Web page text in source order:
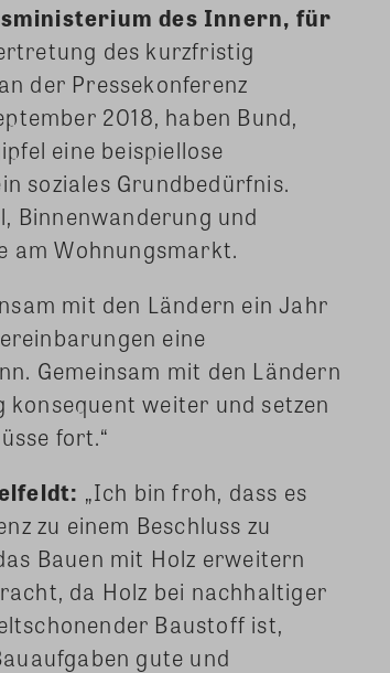
des Innern, für
des kurzfristig
der Pressekonferenz
2018, haben Bund,
eine beispiellose
soziales Grundbedürfnis.
Binnenwanderung und
am Wohnungsmarkt.
mit den Ländern ein Jahr
eine
Gemeinsam mit den Ländern
weiter und setzen
fort.“
„Ich bin froh, dass es
zu einem Beschluss zu
Bauen mit Holz erweitern
da Holz bei nachhaltiger
Baustoff ist,
gute und